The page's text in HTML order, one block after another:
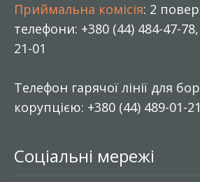
Приймальна комісія: 2
телефони: +380 (44) 484-47-
21-01
Телефон гарячої лінії для
корупцією: +380 (44) 489-01-21
Соціальні мережі